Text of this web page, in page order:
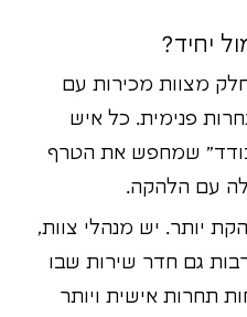
מצוות מכירות עם
פנימית. כל איש
בודד" שמחפש את הטרף
עם הלהקה.
יותר. יש מנהלי צוות,
גם חדר שירות שבו
תחרות אישית ויותר